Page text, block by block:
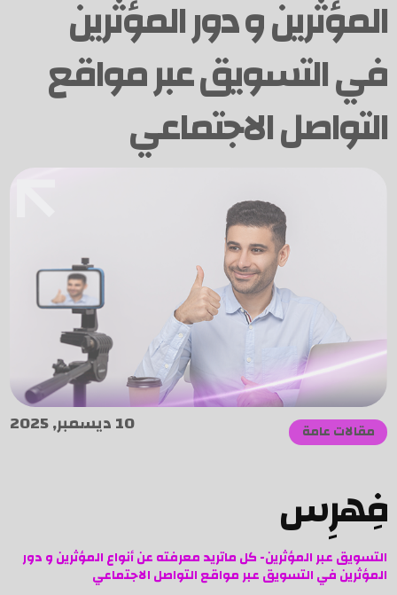
المؤثرين و دور المؤثرين
في التسويق عبر مواقع
التواصل الاجتماعي
مقالات عامة 10 ديسمبر, 2025
فِهرِس
التسويق عبر المؤثرين- كل ماتريد معرفته عن أنواع المؤثرين و دور
المؤثرين في التسويق عبر مواقع التواصل الاجتماعي